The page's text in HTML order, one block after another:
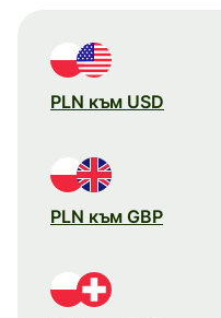
PLN към USD
PLN към GBP